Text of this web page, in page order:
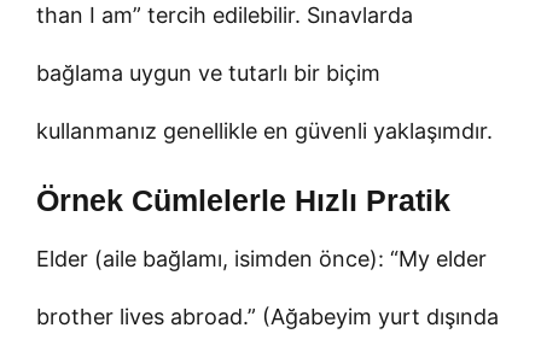
than I am” tercih edilebilir. Sınavlarda
bağlama uygun ve tutarlı bir biçim
kullanmanız genellikle en güvenli yaklaşımdır.
Örnek Cümlelerle Hızlı Pratik
Elder (aile bağlamı, isimden önce): “My elder
brother lives abroad.” (Ağabeyim yurt dışında